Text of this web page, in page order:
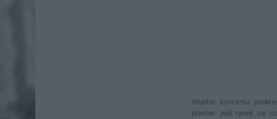
Władze koncernu
planów. Jeśli rynek się